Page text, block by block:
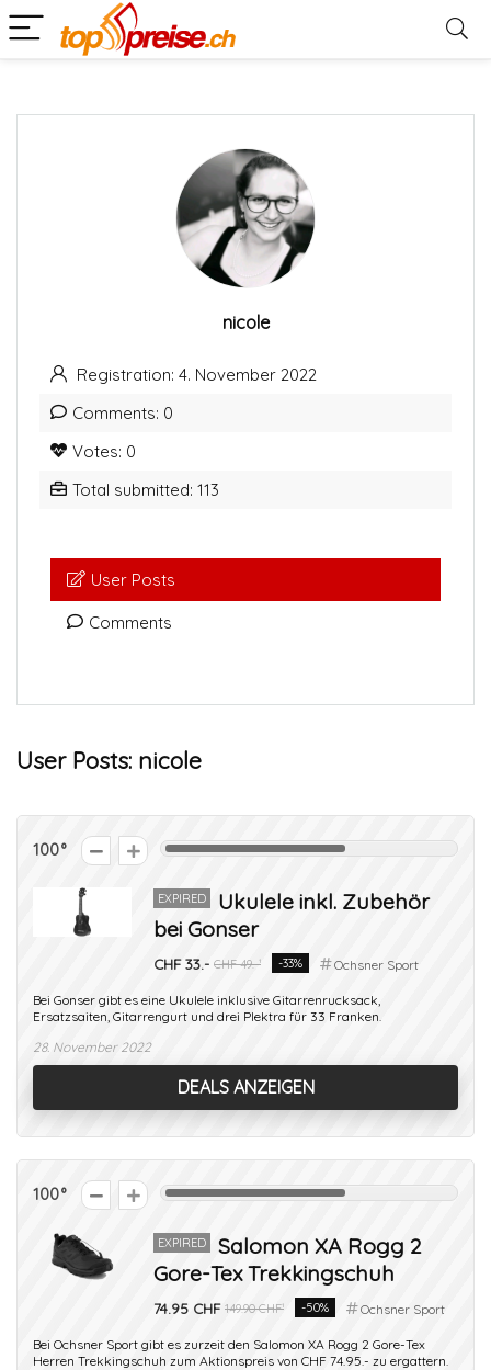
nicole
Registration: 4. November 2022
Comments: 0
Votes: 0
Total submitted: 113
User Posts
Comments
User Posts: nicole
100
EXPIRED
Ukulele inkl. Zubehör
bei Gonser
CHF 33.- CHF 49.-¹ -33% Ochsner Sport
Bei Gonser gibt es eine Ukulele inklusive Gitarrenrucksack,
Ersatzsaiten, Gitarrengurt und drei Plektra für 33 Franken.
28. November 2022
DEALS ANZEIGEN
100
EXPIRED
Salomon XA Rogg 2
Gore-Tex Trekkingschuh
74.95 CHF 149.90 CHF¹ -50% Ochsner Sport
Bei Ochsner Sport gibt es zurzeit den Salomon XA Rogg 2 Gore-Tex
Herren Trekkingschuh zum Aktionspreis von CHF 74.95.- zu ergattern.